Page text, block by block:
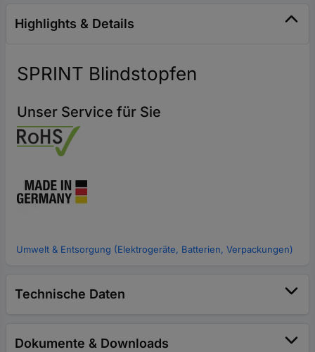
Highlights & Details
SPRINT Blindstopfen
Unser Service für Sie
Umwelt & Entsorgung (Elektrogeräte, Batterien, Verpackungen)
Technische Daten
Dokumente & Downloads